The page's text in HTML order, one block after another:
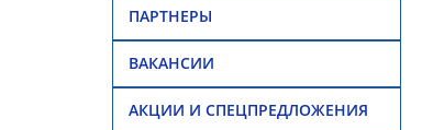
ПАРТНЕРЫ
ВАКАНСИИ
АКЦИИ И СПЕЦПРЕДЛОЖЕНИЯ